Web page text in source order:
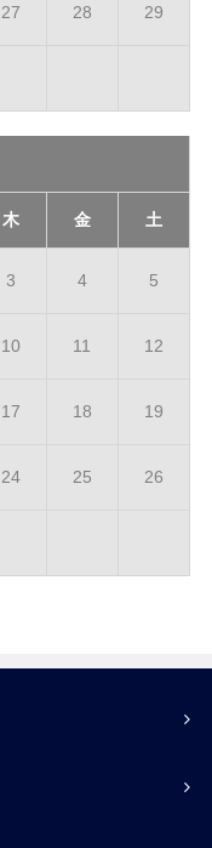
27 28 29
木 金 土
3 4 5
10 11 12
17 18 19
24 25 26